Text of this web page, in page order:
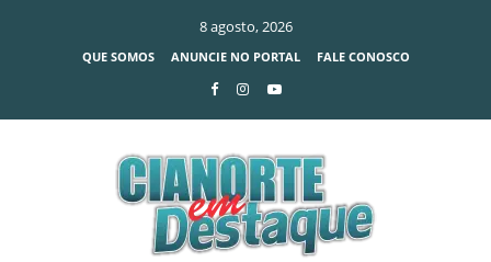
8 agosto, 2026
QUE SOMOS ANUNCIE NO PORTAL FALE CONOSCO